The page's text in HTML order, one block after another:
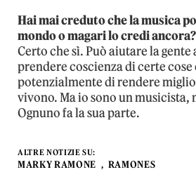
Hai mai creduto che la musica
mondo o magari lo credi ancora?
Certo che sì. Può aiutare la gente
prendere coscienza di certe
potenzialmente di rendere
vivono. Ma io sono un musicista,
Ognuno fa la sua parte.
ALTRE NOTIZIE SU:
MARKY RAMONE RAMONES